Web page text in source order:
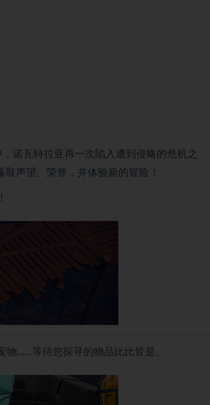
诺瓦特拉亚再一次陷入遭到侵略的危机之
声望、荣誉，并体验新的冒险！
物……等待您探寻的物品比比皆是。